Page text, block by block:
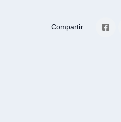
Compartir